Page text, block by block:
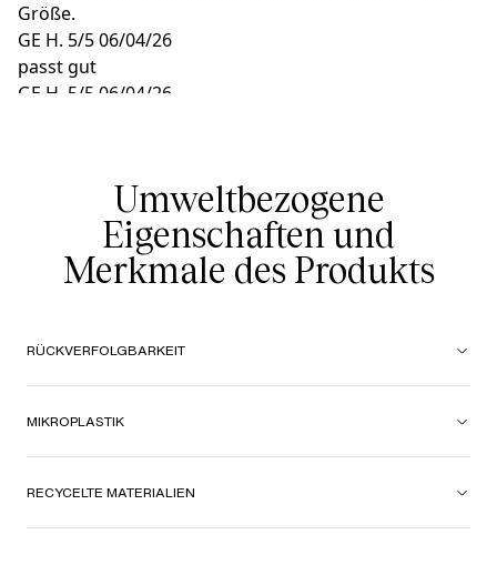
Größe.
GE H. 5/506/04/26
passt gut
GE H. 5/5 06/04/26
Umweltbezogene
Eigenschaften und
Merkmale des Produkts
RÜCKVERFOLGBARKEIT
MIKROPLASTIK
RECYCELTE MATERIALIEN